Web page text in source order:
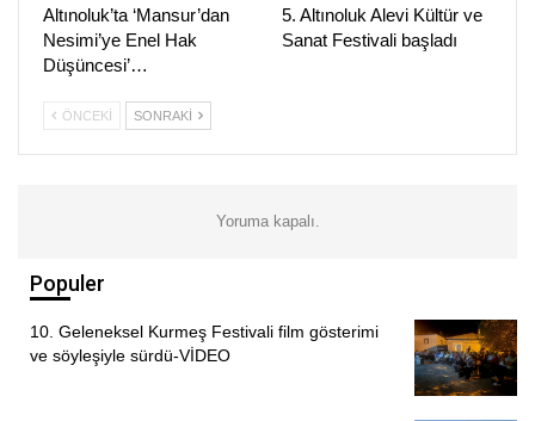
Alevi Vakıflar Federasyonu Genel Başkanı Haydar Baki de
AİHM, kararlarını hatırlatarak, teklifin geri çekilmesini istedi.
(HABER MERKEZİ)
Altınoluk’ta ‘Mansur’dan
Nesimi’ye Enel Hak
Düşüncesi’…
5. Altınoluk Alevi Kültür ve
Sanat Festivali başladı
ÖNCEKI SONRAKI
Yoruma kapalı.
Populer
10. Geleneksel Kurmeş Festivali film gösterimi
ve söyleşiyle sürdü-VİDEO